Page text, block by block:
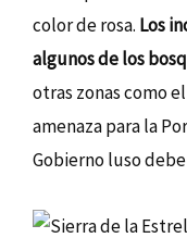
color de rosa. Los
algunos de los
otras zonas como
amenaza para la
Gobierno luso